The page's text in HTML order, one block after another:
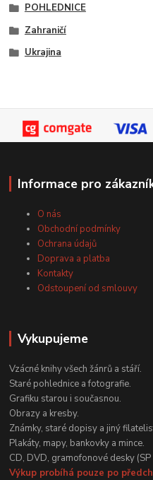
POHLEDNICE
Zahraničí
Ukrajina
Informace pro
O nás
Obchodní podmínky
Ochrana údajů
Doprava a platba
Kontakty
Odstoupení od smlouvy
Vykupujeme
Vzácné knihy všech žánrů a stáří.
Staré pohlednice a fotografie.
Grafiku starou i současnou.
Obrazy a kresby.
Známky, staré dopisy a jiný
Plakáty, mapy, bankovky a mince.
CD, DVD, gramofonové desky
Výkup probíhá pouze po